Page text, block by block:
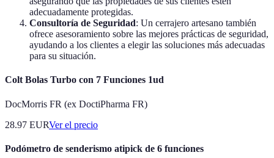
adecuadamente protegidas.
Consultoría de Seguridad: Un cerrajero artesano también
ofrece asesoramiento sobre las mejores prácticas de seguridad,
ayudando a los clientes a elegir las soluciones más adecuadas
para su situación.
Colt Bolas Turbo con 7 Funciones 1ud
DocMorris FR (ex DoctiPharma FR)
28.97 EURVer el precio
Podómetro de senderismo atipick de 6 funciones